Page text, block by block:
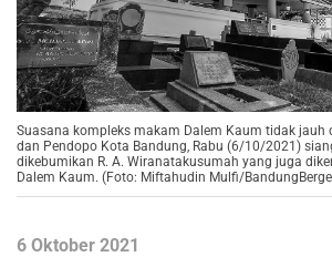
Suasana kompleks makam Dalem Kaum tidak jauh
dan Pendopo Kota Bandung, Rabu (6/10/2021)
dikebumikan R. A. Wiranatakusumah yang juga
Dalem Kaum. (Foto: Miftahudin Mulfi/
6 Oktober 2021